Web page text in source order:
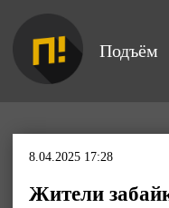
Подъём
8.04.2025 17:28
Жители